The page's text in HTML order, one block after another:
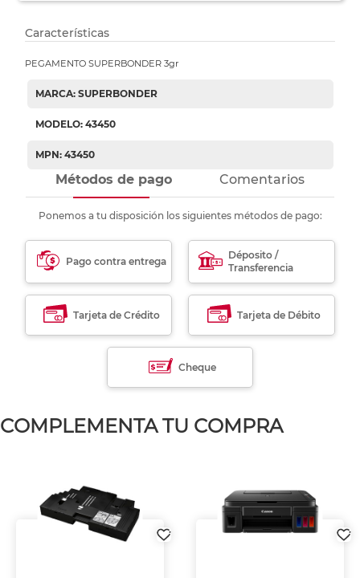
Características
PEGAMENTO SUPERBONDER 3gr
MARCA: SUPERBONDER
MODELO: 43450
MPN: 43450
Métodos de pago Comentarios
Ponemos a tu disposición los siguientes métodos de pago:
Pago contra entrega
Déposito /
Transferencia
Tarjeta de Crédito Tarjeta de Débito
Cheque
COMPLEMENTA TU COMPRA